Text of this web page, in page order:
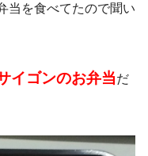
当を食べてたので聞い
イゴンのお弁当だ